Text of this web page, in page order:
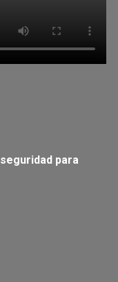
para